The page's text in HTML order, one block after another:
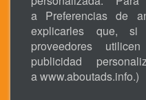
a Preferencias de
explicarles que,
proveedores
publicidad
a www.aboutads.info.)